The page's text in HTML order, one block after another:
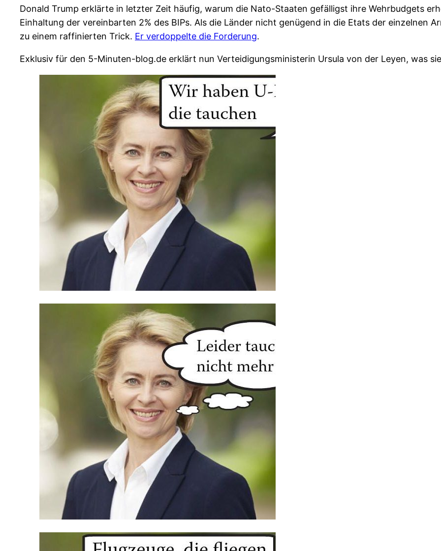
Donald Trump erklärte in letzter Zeit häufig, warum die Nato-Staaten gefälligst ihre Wehrbudgets
Einhaltung der vereinbarten 2% des BIPs. Als die Länder nicht genügend in die Etats der einzelnen
zu einem raffinierten Trick. Er verdoppelte die Forderung.
Exklusiv für den 5-Minuten-blog.de erklärt nun Verteidigungsministerin Ursula von der Leyen, was